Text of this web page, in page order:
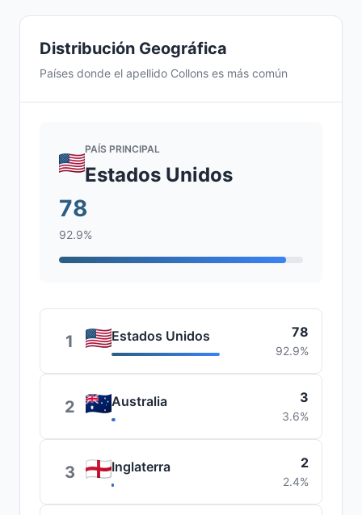
Distribución Geográfica
Países donde el apellido Collons es más común
PAÍS PRINCIPAL
Estados Unidos
78
92.9%
1 Estados Unidos 78
92.9%
2 Australia 3
3.6%
3 Inglaterra 2
2.4%